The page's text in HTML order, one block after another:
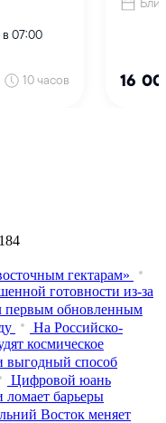
гектарам»
готовности из‑за
первым обновленным
На Российско-
космическое
способ
Цифровой юань
барьеры
Восток меняет